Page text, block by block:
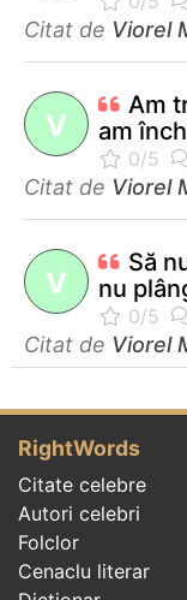
Citat de Viorel
V
Am
am
Citat de Viorel
V
Să
nu
Citat de Viorel
RightWords
Citate celebre
Autori celebri
Folclor
Cenaclu literar